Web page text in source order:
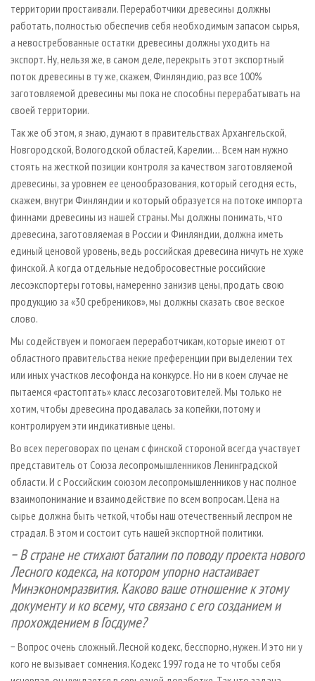
территории простаивали. Переработчики древесины должны
работать, полностью обеспечив себя необходимым запасом сырья,
а невостребованные остатки древесины должны уходить на
экспорт. Ну, нельзя же, в самом деле, перекрыть этот экспортный
поток древесины в ту же, скажем, Финляндию, раз все 100%
заготовляемой древесины мы пока не способны перерабатывать на
своей территории.
Так же об этом, я знаю, думают в правительствах Архангельской,
Новгородской, Вологодской областей, Карелии… Всем нам нужно
стоять на жесткой позиции контроля за качеством заготовляемой
древесины, за уровнем ее ценообразования, который сегодня есть,
скажем, внутри Финляндии и который образуется на потоке импорта
финнами древесины из нашей страны. Мы должны понимать, что
древесина, заготовляемая в России и Финляндии, должна иметь
единый ценовой уровень, ведь российская древесина ничуть не хуже
финской. А когда отдельные недобросовестные российские
лесоэкспортеры готовы, намеренно занизив цены, продать свою
продукцию за «30 сребреников», мы должны сказать свое веское
слово.
Мы содействуем и помогаем переработчикам, которые имеют от
областного правительства некие преференции при выделении тех
или иных участков лесофонда на конкурсе. Но ни в коем случае не
пытаемся «растоптать» класс лесозаготовителей. Мы только не
хотим, чтобы древесина продавалась за копейки, потому и
контролируем эти индикативные цены.
Во всех переговорах по ценам с финской стороной всегда участвует
представитель от Союза лесопромышленников Ленинградской
области. И с Российским союзом лесопромышленников у нас полное
взаимопонимание и взаимодействие по всем вопросам. Цена на
сырье должна быть четкой, чтобы наш отечественный леспром не
страдал. В этом и состоит суть нашей экспортной политики.
− В стране не стихают баталии по поводу проекта нового
Лесного кодекса, на котором упорно настаивает
Минэкономразвития. Каково ваше отношение к этому
документу и ко всему, что связано с его созданием и
прохождением в Госдуме?
− Вопрос очень сложный. Лесной кодекс, бесспорно, нужен. И это ни у
кого не вызывает сомнения. Кодекс 1997 года не то чтобы себя